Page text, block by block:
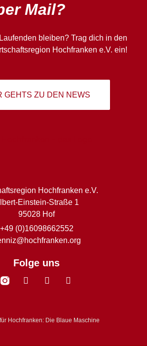
Mail?
bleiben? Trag dich in den
Hochfranken e.V. ein!
GEHTS ZU DEN NEWS
Hochfranken e.V.
Einstein-Straße 1
95028 Hof
+49 (0)16098662552
Folge uns
Hochfranken: Die Blaue Maschine